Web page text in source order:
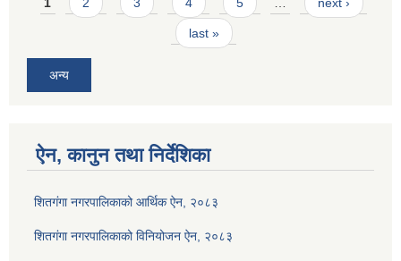
1 2 3 4 5 … next ›
last »
अन्य
ऐन, कानुन तथा निर्देशिका
शितगंगा नगरपालिकाको आर्थिक ऐन, २०८३
शितगंगा नगरपालिकाको विनियोजन ऐन, २०८३